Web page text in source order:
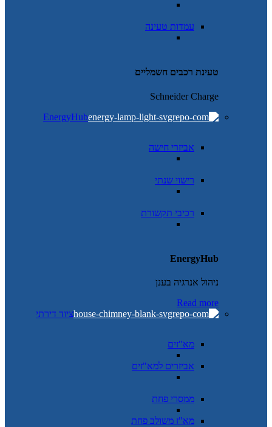
עמדות טעינה
טעינת רכבים חשמליים
Schneider Charge
EnergyHub
אביזרי חישה
רישוי שנתי
רכיבי תקשורת
EnergyHub
ניהול אנרגיה בענן
Read more
ציוד דירתי
מא"זים
אביזרים למא"זים
ממסרי פחת
מא"ז משולב פחת